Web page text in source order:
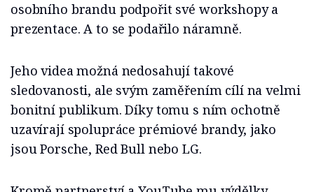
osobního brandu podpořit své workshopy a
prezentace. A to se podařilo náramně.
Jeho videa možná nedosahují takové
sledovanosti, ale svým zaměřením cílí na velmi
bonitní publikum. Díky tomu s ním ochotně
uzavírají spolupráce prémiové brandy, jako
jsou Porsche, Red Bull nebo LG.